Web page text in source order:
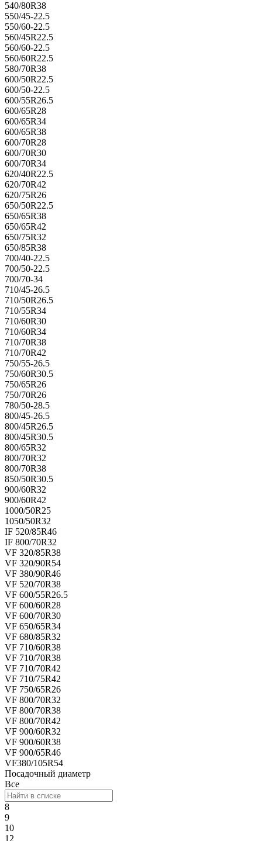
540/80R38
550/45-22.5
550/60-22.5
560/45R22.5
560/60-22.5
560/60R22.5
580/70R38
600/50R22.5
600/50-22.5
600/55R26.5
600/65R28
600/65R34
600/65R38
600/70R28
600/70R30
600/70R34
620/40R22.5
620/70R42
620/75R26
650/50R22.5
650/65R38
650/65R42
650/75R32
650/85R38
700/40-22.5
700/50-22.5
700/70-34
710/45-26.5
710/50R26.5
710/55R34
710/60R30
710/60R34
710/70R38
710/70R42
750/55-26.5
750/60R30.5
750/65R26
750/70R26
780/50-28.5
800/45-26.5
800/45R26.5
800/45R30.5
800/65R32
800/70R32
800/70R38
850/50R30.5
900/60R32
900/60R42
1000/50R25
1050/50R32
IF 520/85R46
IF 800/70R32
VF 320/85R38
VF 320/90R54
VF 380/90R46
VF 520/70R38
VF 600/55R26.5
VF 600/60R28
VF 600/70R30
VF 650/65R34
VF 680/85R32
VF 710/60R38
VF 710/70R38
VF 710/70R42
VF 710/75R42
VF 750/65R26
VF 800/70R32
VF 800/70R38
VF 800/70R42
VF 900/60R32
VF 900/60R38
VF 900/65R46
VF380/105R54
Посадочный диаметр
Все
8
9
10
12